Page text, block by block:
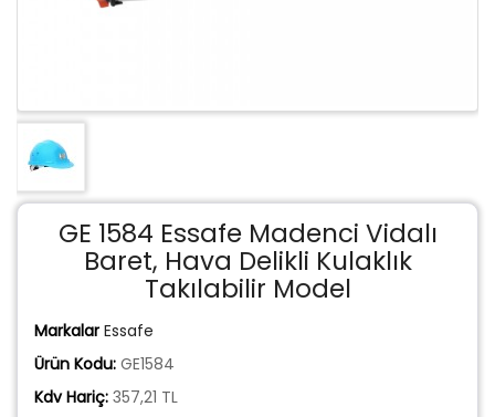
GE 1584 Essafe Madenci Vidalı
Baret, Hava Delikli Kulaklık
Takılabilir Model
Markalar Essafe
Ürün Kodu: GE1584
Kdv Hariç: 357,21 TL